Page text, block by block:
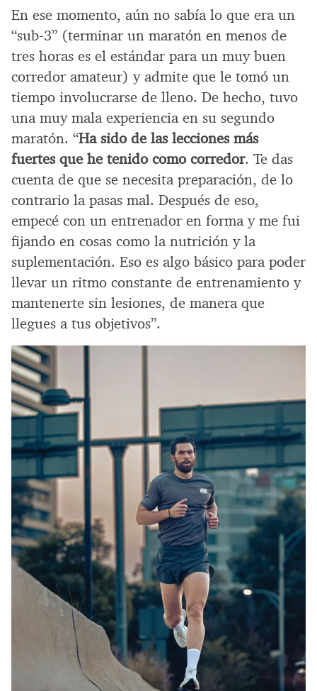
En ese momento, aún no sabía lo que era un
“sub-3” (terminar un maratón en menos de
tres horas es el estándar para un muy buen
corredor amateur) y admite que le tomó un
tiempo involucrarse de lleno. De hecho, tuvo
una muy mala experiencia en su segundo
maratón. “Ha sido de las lecciones más
fuertes que he tenido como corredor. Te das
cuenta de que se necesita preparación, de lo
contrario la pasas mal. Después de eso,
empecé con un entrenador en forma y me fui
fijando en cosas como la nutrición y la
suplementación. Eso es algo básico para poder
llevar un ritmo constante de entrenamiento y
mantenerte sin lesiones, de manera que
llegues a tus objetivos”.